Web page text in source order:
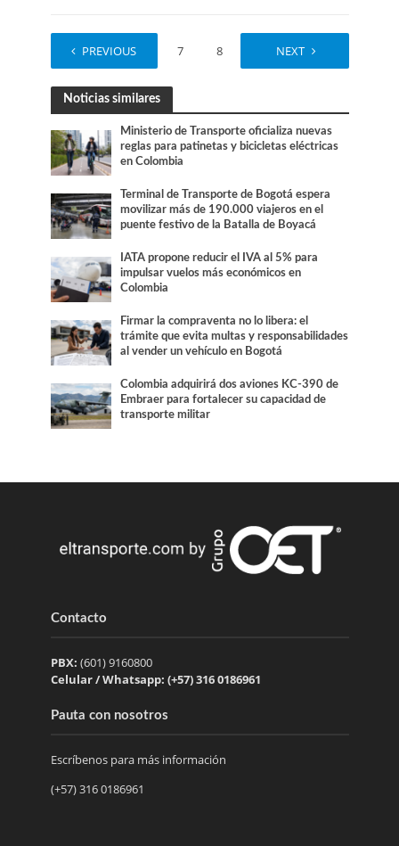
PREVIOUS
1 7 8 10
NEXT
Noticias similares
Ministerio de Transporte oficializa nuevas
reglas para patinetas y bicicletas eléctricas
en Colombia
Terminal de Transporte de Bogotá espera
movilizar más de 190.000 viajeros en el
puente festivo de la Batalla de Boyacá
IATA propone reducir el IVA al 5% para
impulsar vuelos más económicos en
Colombia
Firmar la compraventa no lo libera: el
trámite que evita multas y responsabilidades
al vender un vehículo en Bogotá
Colombia adquirirá dos aviones KC-390 de
Embraer para fortalecer su capacidad de
transporte militar
Contacto
PBX: (601) 9160800
Celular / Whatsapp: (+57) 316 0186961
Pauta con nosotros
Escríbenos para más información
(+57) 316 0186961